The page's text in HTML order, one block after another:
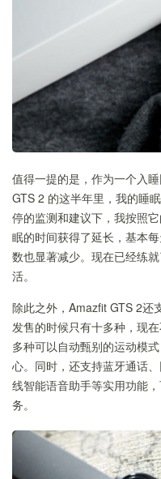
值得一提的是，作为一个入
GTS 2 的这半年里，我的睡
停的监测和建议下，我按照
眠的时间获得了延长，基本
数也显著减少。现在已经练
活。
除此之外，Amazfit GTS 2还
发售的时候只有十多种，现
多种可以自动甄别的运动模
心。同时，还支持蓝牙通话
线智能语音助手等实用功能
务。